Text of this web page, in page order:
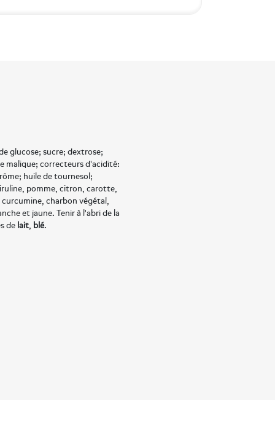
glucose; sucre; dextrose;
malique; correcteurs d'acidité:
huile de tournesol;
pomme, citron, carotte,
charbon végétal,
et jaune. Tenir à l'abri de la
de lait, blé.